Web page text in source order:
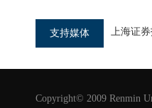
支持媒体 上海证券
Copyright© 2009 Renmin